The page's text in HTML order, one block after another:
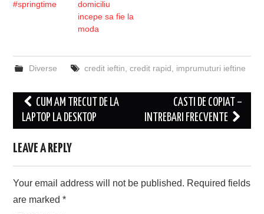
#springtime
domiciliu
incepe sa fie la
moda
Diverse credit ieftin credit rapid imprumuturi ieftine
Post
navigation
CUM AM TRECUT DE LA
LAPTOP LA DESKTOP
CASTI DE COPIAT –
INTREBARI FRECVENTE
LEAVE A REPLY
Your email address will not be published. Required fields
are marked*